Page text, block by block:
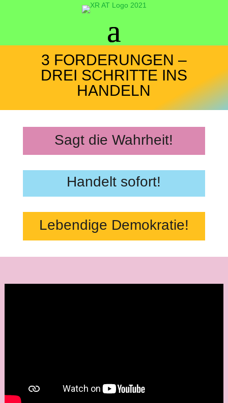
3 FORDERUNGEN –
DREI SCHRITTE INS
HANDELN
Sagt die Wahrheit!
Handelt sofort!
Lebendige Demokratie!